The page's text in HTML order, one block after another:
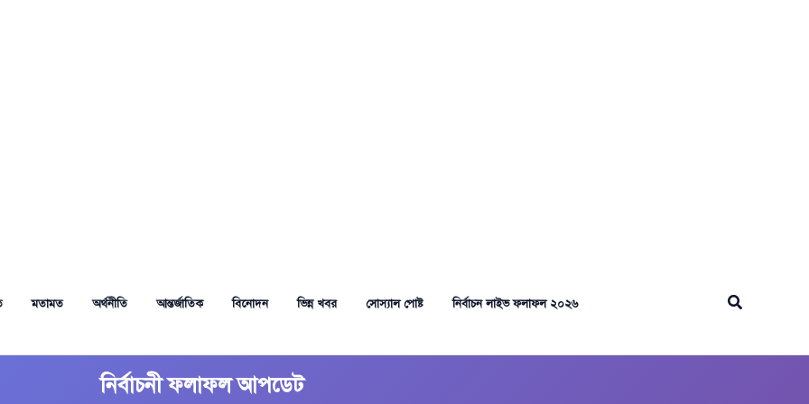
মতামত অর্থনীতি আন্তর্জাতিক বিনোদন ভিন্ন খবর সোস্যাল পোষ্ট নির্বাচন লাইভ ফলাফল ২০২৬ Search
নির্বাচনী ফলাফল আপডেট